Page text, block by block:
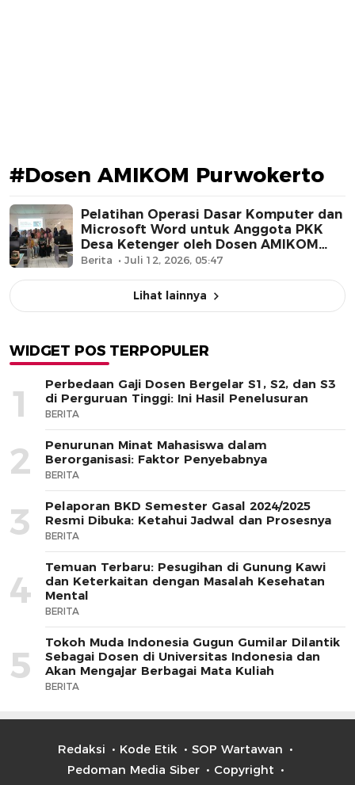
#Dosen AMIKOM Purwokerto
Pelatihan Operasi Dasar Komputer dan
Microsoft Word untuk Anggota PKK
Desa Ketenger oleh Dosen AMIKOM
Purwokerto
Berita Juli 12, 2026, 05:47
Lihat lainnya
WIDGET POS TERPOPULER
1
Perbedaan Gaji Dosen Bergelar S1, S2, dan S3
di Perguruan Tinggi: Ini Hasil Penelusuran
BERITA
2
Penurunan Minat Mahasiswa dalam
Berorganisasi: Faktor Penyebabnya
BERITA
3
Pelaporan BKD Semester Gasal 2024/2025
Resmi Dibuka: Ketahui Jadwal dan Prosesnya
BERITA
4
Temuan Terbaru: Pesugihan di Gunung Kawi
dan Keterkaitan dengan Masalah Kesehatan
Mental
BERITA
5
Tokoh Muda Indonesia Gugun Gumilar Dilantik
Sebagai Dosen di Universitas Indonesia dan
Akan Mengajar Berbagai Mata Kuliah
BERITA
Redaksi Kode Etik
SOP Wartawan
Pedoman Media Siber
Copyright